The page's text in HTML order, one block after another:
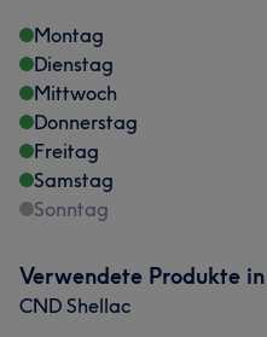
Montag
Dienstag
Mittwoch
Donnerstag
Freitag
Samstag
Sonntag
Verwendete Produkte
CND Shellac